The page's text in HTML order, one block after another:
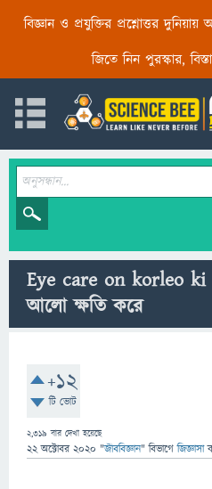
বিজ্ঞান ও প্রযুক্তির প্রশ্নোত্তর
জিতে নিন পুরস্কার,
Eye care on korleo
আলো ক্ষতি করে
+12
টি ভোট
2,319 বার দেখা হয়েছে
22 অক্টোবর 2020 "জীববিজ্ঞান" বিভাগে জিজ্ঞাসা